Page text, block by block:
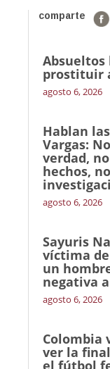
comparte
Absueltos
prostituir
agosto 6, 2026
Hablan
Vargas:
verdad,
hechos,
agosto 6, 2026
Sayuris
víctima
un
negativa
agosto 6, 2026
Colombia
ver la
el fútbol